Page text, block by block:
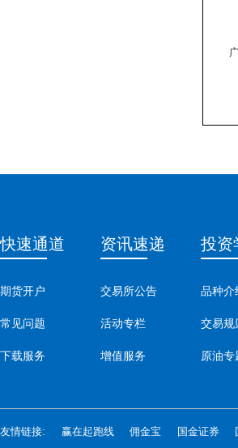
快速通道
期货开户
常见问题
下载服务
资讯速递
交易所公告
活动专栏
增值服务
投资
品种介
交易规
原油专
友情链接: 赢在起跑线 佣金宝 国金证券